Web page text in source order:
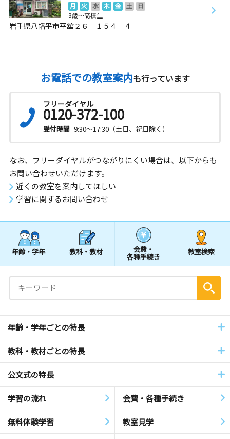
月 火 水 木 金 土
日
3歳～高校生
岩手県八幡平市平舘２６‐１５４‐４
お電話での教室案内も行っています
フリーダイヤル
0120-372-100
受付時間 9:30～17:30（土日、祝日除く）
なお、フリーダイヤルがつながりにくい場合は、以下からも
お問い合わせいただけます。
近くの教室を案内してほしい
学習に関するお問い合わせ
年齢・学年 教科・教材 会費・
各種手続き
教室検索
年齢・学年ごとの特長
教科・教材ごとの特長
公文式の特長
学習の流れ 会費・各種手続き
無料体験学習 教室見学